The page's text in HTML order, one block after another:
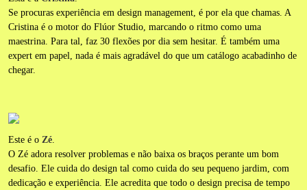
Se procuras experiência em design management, é por ela que chamas. A
Cristina é o motor do Flúor Studio, marcando o ritmo como uma
maestrina. Para tal, faz 30 flexões por dia sem hesitar. É também uma
expert em papel, nada é mais agradável do que um catálogo acabadinho de
chegar.
Este é o Zé.
O Zé adora resolver problemas e não baixa os braços perante um bom
desafio. Ele cuida do design tal como cuida do seu pequeno jardim, com
dedicação e experiência. Ele acredita que todo o design precisa de tempo